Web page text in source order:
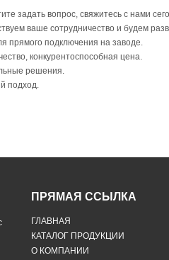
задать вопрос, свяжитесь с нами
ваше сотрудничество и будем
прямого подключения на заводе.
конкурентоспособная цена.
решения.
подход.
ПРЯМАЯ ССЫЛКА
ГЛАВНАЯ
КАТАЛОГ ПРОДУКЦИИ
О КОМПАНИИ